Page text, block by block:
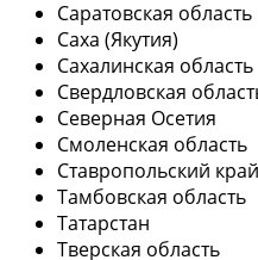
Саратовская область
Саха (Якутия)
Сахалинская область
Свердловская
Северная Осетия
Смоленская область
Ставропольский край
Тамбовская область
Татарстан
Тверская область